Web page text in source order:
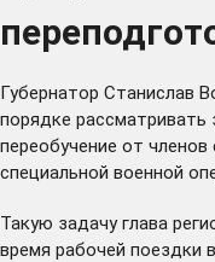
Губернатор Станислав
порядке рассматривать
переобучение от
специальной военной
Такую задачу глава
время рабочей поездки